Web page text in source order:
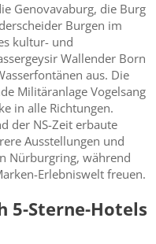
Genovavaburg, die Burg
Burgen im
kultur- und
Wallender Born
aus. Die
Militäranlage Vogelsang
in alle Richtungen.
der NS-Zeit erbaute
Ausstellungen und
Nürburgring, während
Erlebniswelt freuen.
5-Sterne-Hotels